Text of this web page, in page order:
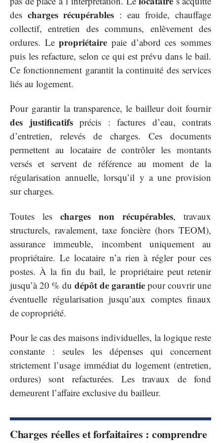
des charges récupérables : eau froide, chauffage
collectif, entretien des communs, enlèvement des
ordures. Lepropriétaire paie d’abord ces sommes
puis les refacture, selon ce qui est prévu dans le bail.
Ce fonctionnement garantit la continuité des services
liés au logement.
Pour garantir la transparence, le bailleur doit fournir
des justificatifsprécis : factures d’eau, contrats
d’entretien, relevés de charges. Ces documents
permettent au locataire de contrôler les montants
versés et servent de référence au moment de la
régularisation annuelle, lorsqu’il y a une provision
sur charges.
Toutes les charges non récupérables, travaux
structurels, ravalement, taxe foncière (hors TEOM),
assurance immeuble, incombent uniquement au
propriétaire. Le locataire n’a rien à régler pour ces
postes. À la fin du bail, le propriétaire peut retenir
jusqu’à 20 % du dépôt de garantie pour couvrir une
éventuelle régularisation jusqu’aux comptes finaux
de copropriété.
Pour le cas des maisons individuelles, la logique reste
constante : seules les dépenses qui concernent
strictement l’usage immédiat du logement (entretien,
ordures) sont refacturées. Les travaux de fond
demeurent l’affaire exclusive du bailleur.
Charges réelles et forfaitaires : comprendre